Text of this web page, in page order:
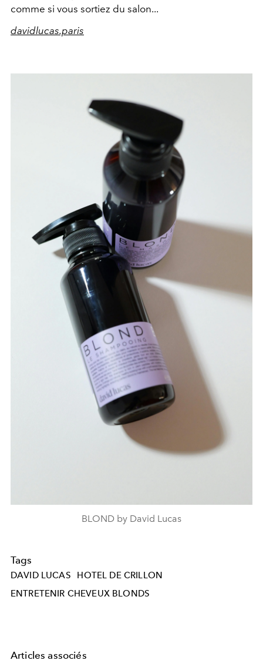
comme si vous sortiez du salon...
davidlucas.paris
BLOND by David Lucas
Tags
DAVID LUCAS
HOTEL DE CRILLON
ENTRETENIR CHEVEUX BLONDS
Articles associés